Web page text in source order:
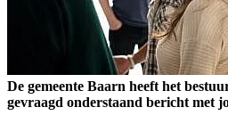
De gemeente Baarn heeft het
gevraagd onderstaand bericht met